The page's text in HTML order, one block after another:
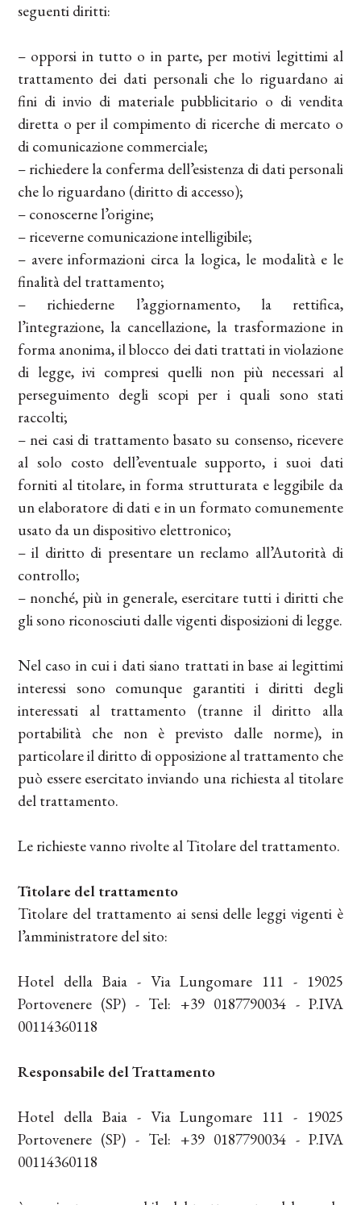
seguenti diritti:
– opporsi in tutto o in parte, per motivi legittimi al
trattamento dei dati personali che lo riguardano ai
fini di invio di materiale pubblicitario o di vendita
diretta o per il compimento di ricerche di mercato o
di comunicazione commerciale;
– richiedere la conferma dell’esistenza di dati personali
che lo riguardano (diritto di accesso);
– conoscerne l’origine;
– riceverne comunicazione intelligibile;
– avere informazioni circa la logica, le modalità e le
finalità del trattamento;
– richiederne l’aggiornamento, la rettifica,
l’integrazione, la cancellazione, la trasformazione in
forma anonima, il blocco dei dati trattati in violazione
di legge, ivi compresi quelli non più necessari al
perseguimento degli scopi per i quali sono stati
raccolti;
– nei casi di trattamento basato su consenso, ricevere
al solo costo dell’eventuale supporto, i suoi dati
forniti al titolare, in forma strutturata e leggibile da
un elaboratore di dati e in un formato comunemente
usato da un dispositivo elettronico;
– il diritto di presentare un reclamo all’Autorità di
controllo;
– nonché, più in generale, esercitare tutti i diritti che
gli sono riconosciuti dalle vigenti disposizioni di legge.
Nel caso in cui i dati siano trattati in base ai legittimi
interessi sono comunque garantiti i diritti degli
interessati al trattamento (tranne il diritto alla
portabilità che non è previsto dalle norme), in
particolare il diritto di opposizione al trattamento che
può essere esercitato inviando una richiesta al titolare
del trattamento.
Le richieste vanno rivolte al Titolare del trattamento.
Titolare del trattamento
Titolare del trattamento ai sensi delle leggi vigenti è
l’amministratore del sito:
Hotel della Baia - Via Lungomare 111 - 19025
Portovenere (SP) - Tel: +39 0187790034 - P.IVA
00114360118
Responsabile del Trattamento
Hotel della Baia - Via Lungomare 111 - 19025
Portovenere (SP) - Tel: +39 0187790034 - P.IVA
00114360118